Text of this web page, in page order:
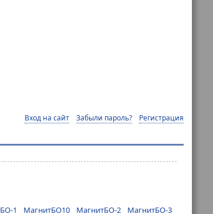
Вход на сайт Забыли пароль? Регистрация
1 МагнитБО10 МагнитБО-2
МагнитБО-3